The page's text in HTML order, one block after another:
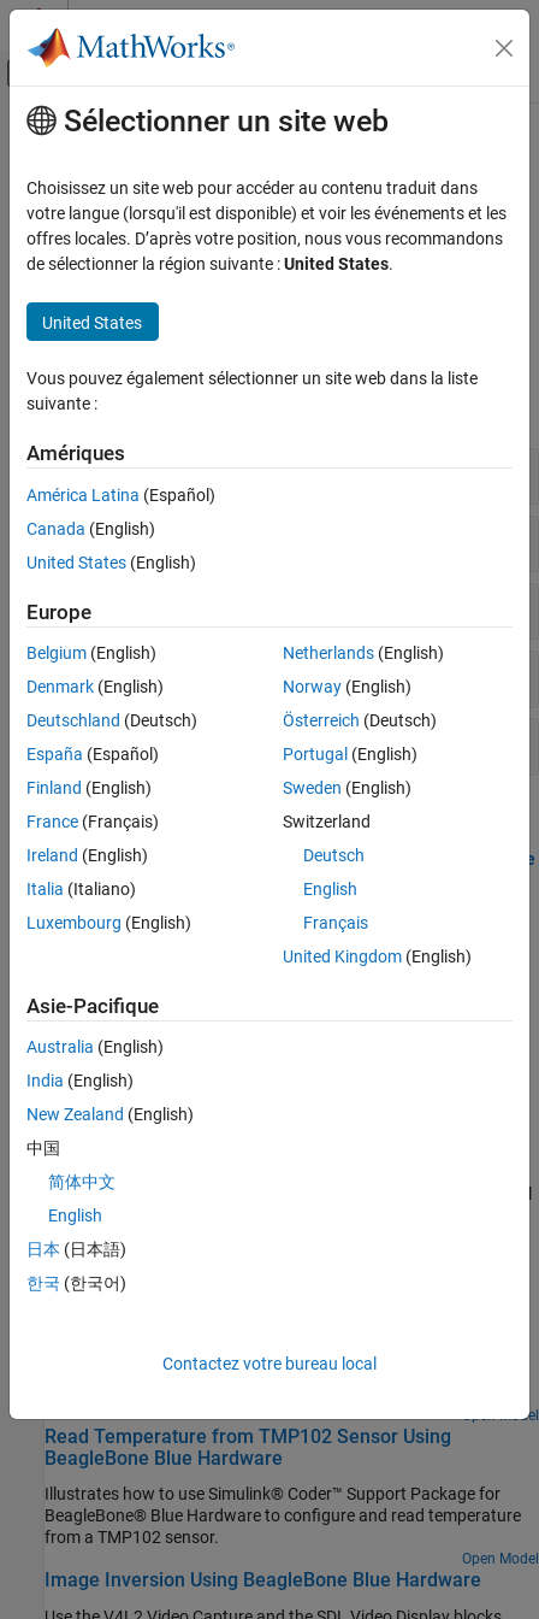
Passer au contenu
Activer/désactiver l'affichage du menu
Accueil de la documentation
Simulink Coder
Deployment, Integration, and Supported
Hardware
BeagleBone Blue Hardware
Setup and Configuration
Deployment
Performance
Contenu principal
Modeling
Prepare model for hardware connection, add blocks to support
hardware protocols
The set of Simulink®blocks and core functionality available for
Hardware .
expand all
Actuators
Basic
Communication
Topics
Model Configuration Parameters for BeagleBone Blue Hardware
Parameter and configuration options for creating and running
Open Block Library for BeagleBone Blue Hardware
Tutorials
Get Started
Getting Started with Simulink Coder Support Package for
BeagleBone Blue Hardware
This example shows you how to use Simulink® Coder™ Support
Package for BeagleBone® Blue Hardware to run a Simulink model
on a BeagleBone Blue hardware.
Featured Examples
Use Simulink® Coder™ Support Package for BeagleBone® Blue
Open Model
Read Temperature from TMP102 Sensor Using
BeagleBone Blue Hardware
Illustrates how to use Simulink® Coder™ Support Package for
BeagleBone® Blue Hardware to configure and read temperature
from a TMP102 sensor.
Open Model
Image Inversion Using BeagleBone Blue Hardware
Sélectionner un site web
Choisissez un site web pour accéder au contenu traduit dans
votre langue (lorsqu'il est disponible) et voir les événements et les
offres locales. D’après votre position, nous vous recommandons
de sélectionner la région suivante :United States.
United States
Vous pouvez également sélectionner un site web dans la liste
suivante :
Amériques
América Latina (Español)
Canada (English)
United States (English)
Europe
Belgium (English)
Denmark (English)
Deutschland (Deutsch)
España (Español)
Finland (English)
France (Français)
Ireland (English)
Italia (Italiano)
Luxembourg (English)
Netherlands(English)
Norway(English)
Österreich (Deutsch)
Portugal (English)
Sweden (English)
Switzerland
Deutsch
English
Français
United Kingdom(English)
Asie-Pacifique
Australia (English)
India (English)
New Zealand (English)
中国
简体中文
English
日本 (日本語)
한국 (한국어)
Contactez votre bureau local